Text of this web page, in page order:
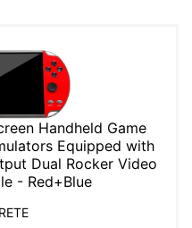
Handheld Game
Equipped with
Dual Rocker Video
- Red+Blue